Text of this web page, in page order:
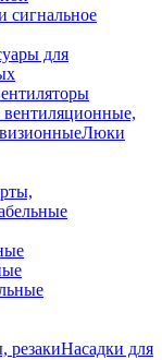
для
Люки
резакиНасадки для